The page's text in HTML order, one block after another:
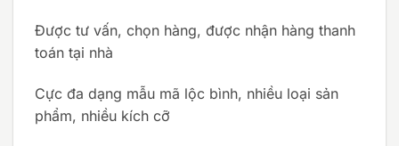
Được tư vấn, chọn hàng, được nhận hàng thanh
toán tại nhà
Cực đa dạng mẫu mã lộc bình, nhiều loại sản
phẩm, nhiều kích cỡ